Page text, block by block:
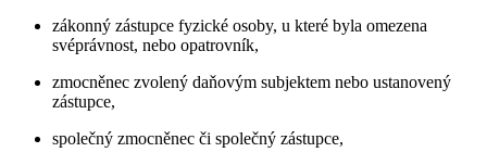
zákonný zástupce fyzické osoby, u které byla omezena
svéprávnost, nebo opatrovník,
zmocněnec zvolený daňovým subjektem nebo ustanovený
zástupce,
společný zmocněnec či společný zástupce,